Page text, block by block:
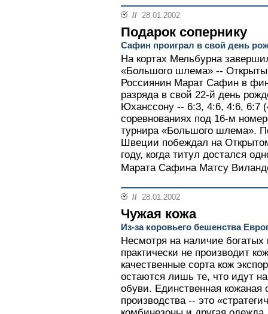
// 28.01.2002
Подарок сопернику
Сафин проиграл в свой день
На кортах Мельбурна
«Большого шлема» --
Россиянин Марат Сафин в
разряда в свой 22-й день
Юханссону -- 6:3, 4:6, 4:6, 6:7
соревнованиях под 16-м
турнира «Большого шлема».
Швеции побеждал на
году, когда титул достался
Марата Сафина Матсу
// 28.01.2002
Чужая кожа
Из-за коровьего бешенства
Несмотря на наличие
практически не производит
качественные сорта кож
остаются лишь те, что идут
обуви. Единственная кожаная
производства -- это